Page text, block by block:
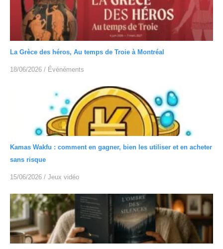
La Grèce des héros, Au temps de Troie à Montréal
18/06/2026 / Événéments
Kamas Wakfu : comment en gagner, bien les utiliser et en acheter
sans risque
15/06/2026 / Jeux vidéo